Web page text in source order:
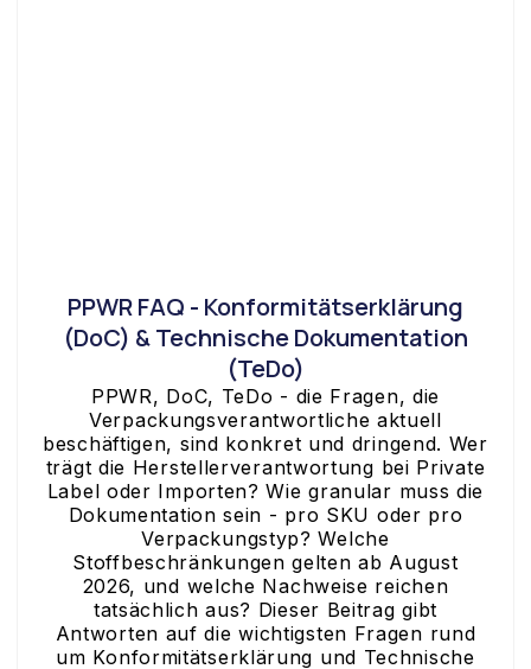
PPWR FAQ - Konformitätserklärung
(DoC) & Technische Dokumentation
(TeDo)
PPWR, DoC, TeDo - die Fragen, die
Verpackungsverantwortliche aktuell
beschäftigen, sind konkret und dringend. Wer
trägt die Herstellerverantwortung bei Private
Label oder Importen? Wie granular muss die
Dokumentation sein - pro SKU oder pro
Verpackungstyp? Welche
Stoffbeschränkungen gelten ab August
2026, und welche Nachweise reichen
tatsächlich aus? Dieser Beitrag gibt
Antworten auf die wichtigsten Fragen rund
um Konformitätserklärung und Technische